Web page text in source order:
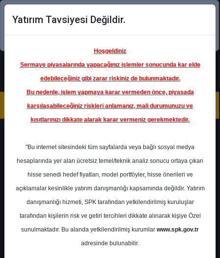
Şimdi uygulamayı indirin!
Ana Sayfa
Raporlar
Tacirler Yatırım
Rapor Detay
DOAS - Hedef Fiyat
Tacirler Yatırım 12 Mayıs 2026
Yatırım Tavsiyesi Değildir.
Hoşgeldiniz
Sermaye piyasalarında yapacağınız işlemler sonucunda kar elde
edebileceğiniz gibi zarar riskiniz de bulunmaktadır.
Bu nedenle, işlem yapmaya karar vermeden önce, piyasada
karşılaşabileceğiniz riskleri anlamanız, mali durumunuzu ve
kısıtlarınızı dikkate alarak karar vermeniz gerekmektedir.
"Bu internet sitesindeki tüm sayfalarda veya bağlı sosyal medya
hesaplarında yer alan ücretsiz temel/teknik analiz sonucu ortaya çıkan
hisse senedi hedef fiyatları, model portföyler, hisse önerileri ve
açıklamalar kesinlikle yatırım danışmanlığı kapsamında değildir. Yatırım
danışmanlığı hizmeti, SPK tarafından yetkilendirilmiş kuruluşlar
tarafından kişilerin risk ve getiri tercihleri dikkate alınarak kişiye Özel
sunulmaktadır. Bu alanda yetkilendirilmiş kurumlar www.spk.gov.tr
adresinde bulunabilir.